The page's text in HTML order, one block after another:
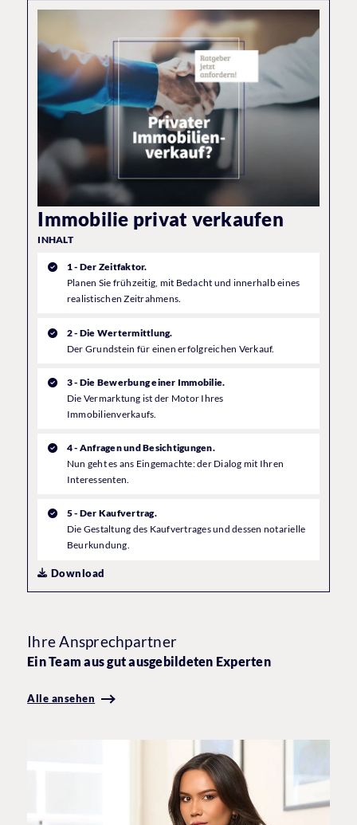
Immobilie privat verkaufen
INHALT
1 - Der Zeitfaktor.
Planen Sie frühzeitig, mit Bedacht und innerhalb eines
realistischen Zeitrahmens.
2 - Die Wertermittlung.
Der Grundstein für einen erfolgreichen Verkauf.
3 - Die Bewerbung einer Immobilie.
Die Vermarktung ist der Motor Ihres
Immobilienverkaufs.
4 - Anfragen und Besichtigungen.
Nun geht es ans Eingemachte: der Dialog mit Ihren
Interessenten.
5 - Der Kaufvertrag.
Die Gestaltung des Kaufvertrages und dessen notarielle
Beurkundung.
Download
Ihre Ansprechpartner
Ein Team aus gut ausgebildeten Experten
Alle ansehen